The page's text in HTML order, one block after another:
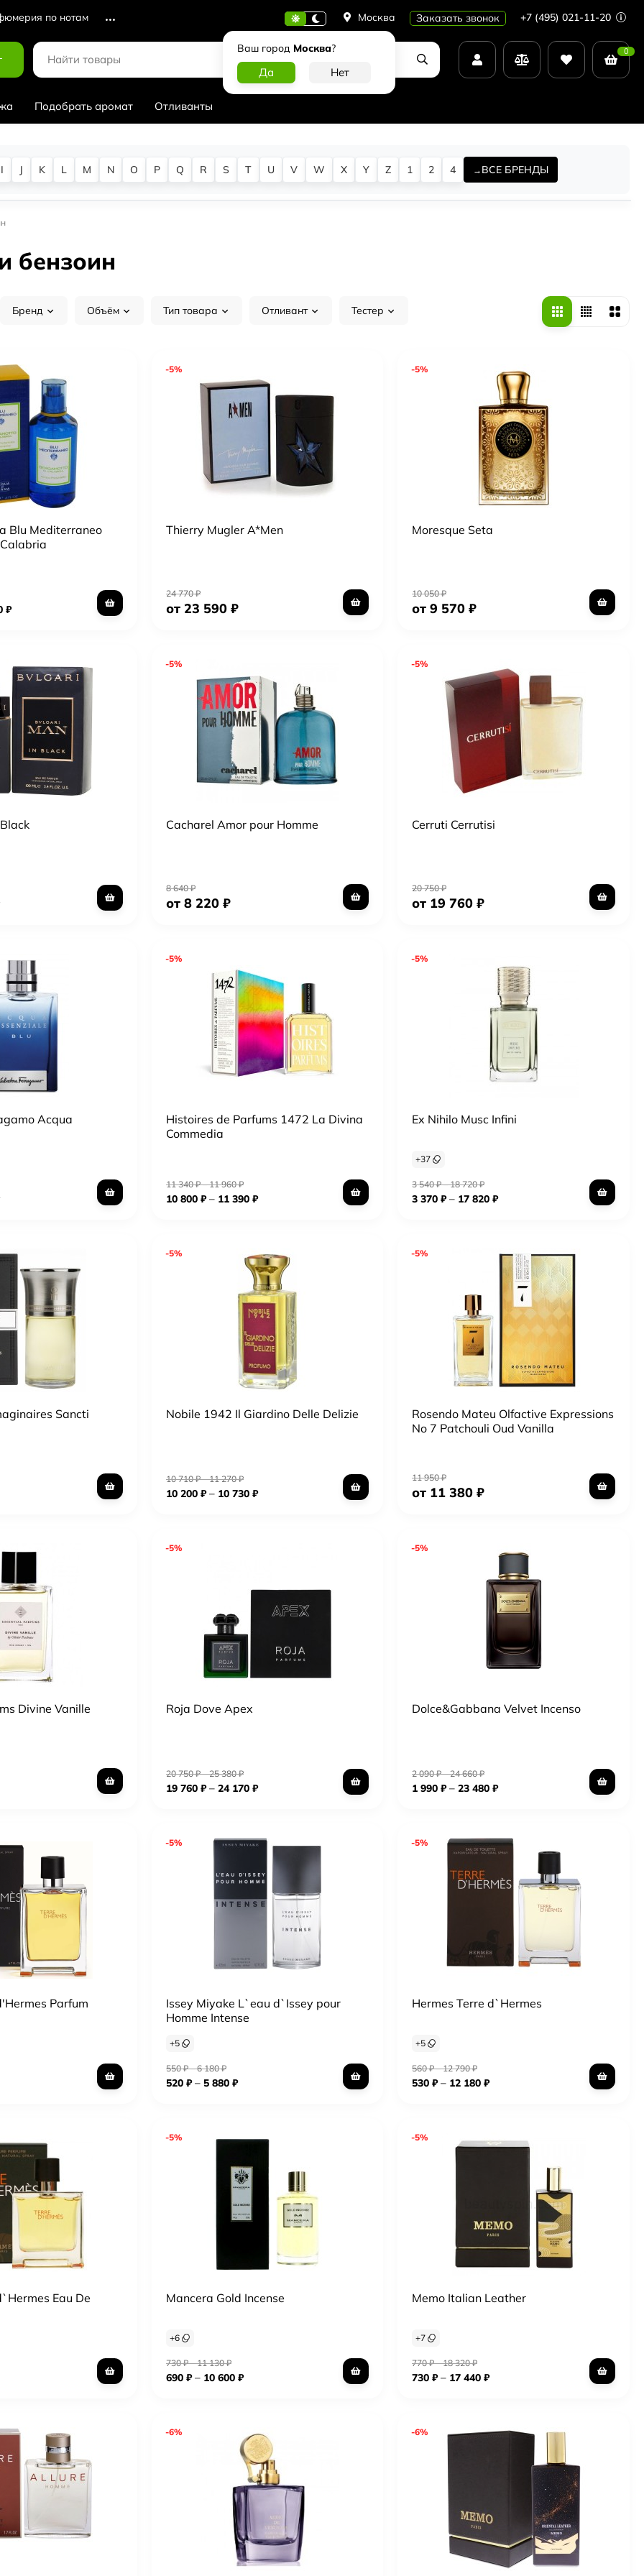
по нотам Москва
Ваш город Москва?
Заказать звонок +7 (495) 021-11-20
0
Подобрать аромат Отливанты
I J K L M N O P Q R S T U V W X Y Z 1 2 4 ВСЕ БРЕНДЫ
бензоин
Бренд Объём Тип товара Отливант Тестер
Blu Mediterraneo
₽
-5%
Thierry Mugler A*Men
24 770₽
от 23 590 ₽
-5%
Moresque Seta
10 050₽
от 9 570₽
-5%
Cacharel Amor pour Homme
8 640₽
от 8 220 ₽
-5%
Cerruti Cerrutisi
20 750₽
от 19 760₽
Acqua
-5%
Histoires de Parfums 1472 La Divina
Commedia
11 340₽–11 960₽
10 800 ₽– 11 390 ₽
-5%
Ex Nihilo Musc Infini
+37
3 540₽–18 720₽
3 370₽– 17 820₽
Sancti
-5%
Nobile 1942 Il Giardino Delle Delizie
10 710₽–11 270₽
10 200 ₽– 10 730 ₽
-5%
Rosendo Mateu Olfactive Expressions
No 7 Patchouli Oud Vanilla
11 950₽
от 11 380₽
Divine Vanille
-5%
Roja Dove Apex
20 750₽–25 380₽
19 760 ₽– 24 170 ₽
-5%
Dolce&Gabbana Velvet Incenso
2 090₽–24 660₽
1 990₽–23 480₽
Parfum
-5%
Issey Miyake L`eau d`Issey pour
Homme Intense
+5
550₽–6 180₽
520 ₽– 5 880 ₽
-5%
Hermes Terre d`Hermes
+5
560₽–12 790₽
530₽– 12 180₽
Eau De
-5%
Mancera Gold Incense
+6
730₽–11 130₽
690 ₽– 10 600 ₽
-5%
Memo Italian Leather
+7
770₽–18 320₽
730₽– 17 440₽
-6% -6%